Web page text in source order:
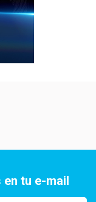
tu e-mail